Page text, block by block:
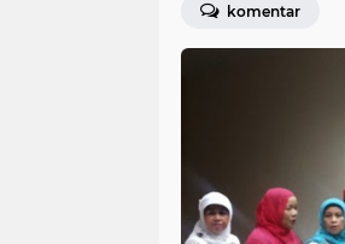
komentar